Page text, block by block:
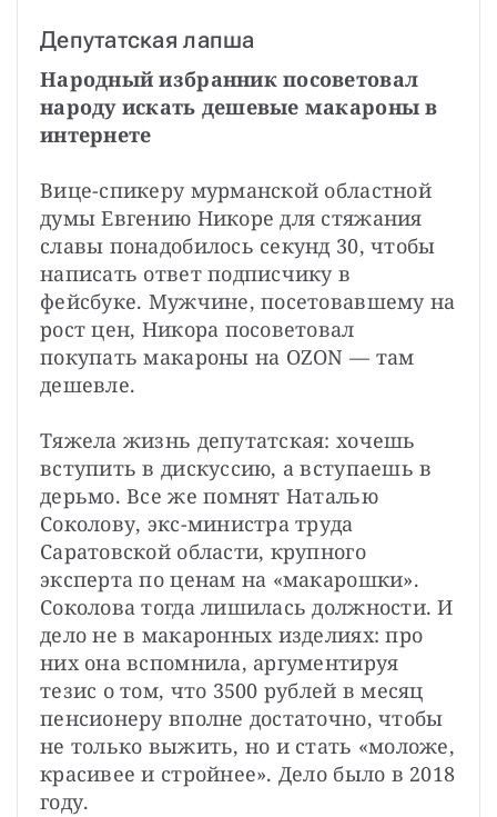
Депутатская лапша
Народный избранник посоветовал
народу искать дешевые макароны в
интернете
Вице-спикеру мурманской областной
думы Евгению Никоре для стяжания
славы понадобилось секунд 30, чтобы
написать ответ подписчику в
фейсбуке. Мужчине, посетовавшему на
рост цен, Никора посоветовал
покупать макароны на OZON — там
дешевле.
Тяжела жизнь депутатская: хочешь
вступить в дискуссию, а вступаешь в
дерьмо. Все же помнят Наталью
Соколову, экс-министра труда
Саратовской области, крупного
эксперта по ценам на «макарошки».
Соколова тогда лишилась должности. И
дело не в макаронных изделиях: про
них она вспомнила, аргументируя
тезис о том, что 3500 рублей в месяц
пенсионеру вполне достаточно, чтобы
не только выжить, но и стать «моложе,
красивее и стройнее». Дело было в 2018
году.